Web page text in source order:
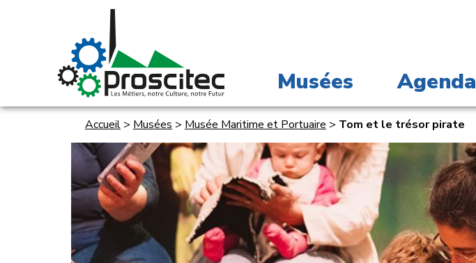
Musées Agenda
Accueil > Musées > Musée Maritime et Portuaire > Tom et le trésor pirate